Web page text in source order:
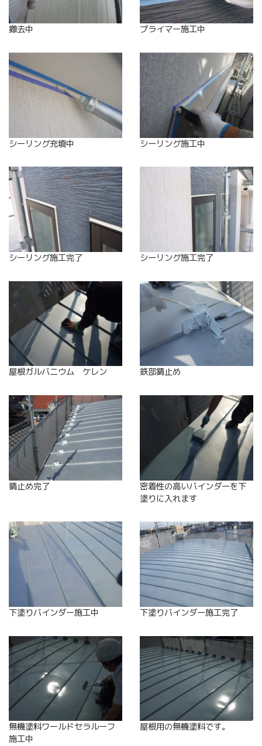
撤去中 プライマー施工中
シーリング充填中 シーリング施工中
シーリング施工完了 シーリング施工完了
屋根ガルバニウム ケレン 鉄部錆止め
錆止め完了
密着性の高いバインダーを下
塗りに入れます
下塗りバインダー施工中 下塗りバインダー施工完了
無機塗料ワールドセラルーフ
施工中
屋根用の無機塗料です。